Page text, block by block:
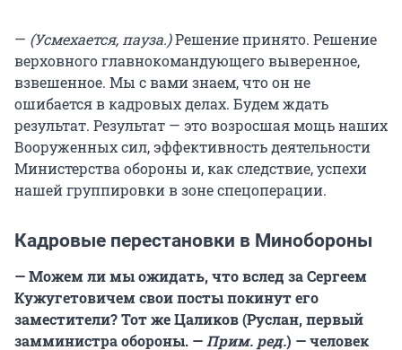
— (Усмехается, пауза.)Решение принято. Решение
верховного главнокомандующего выверенное,
взвешенное. Мы с вами знаем, что он не
ошибается в кадровых делах. Будем ждать
результат. Результат — это возросшая мощь наших
Вооруженных сил, эффективность деятельности
Министерства обороны и, как следствие, успехи
нашей группировки в зоне спецоперации.
Кадровые перестановки в Минобороны
— Можем ли мы ожидать, что вслед за Сергеем
Кужугетовичем свои посты покинут его
заместители? Тот же Цаликов (Руслан, первый
замминистра обороны. — Прим. ред.) — человек